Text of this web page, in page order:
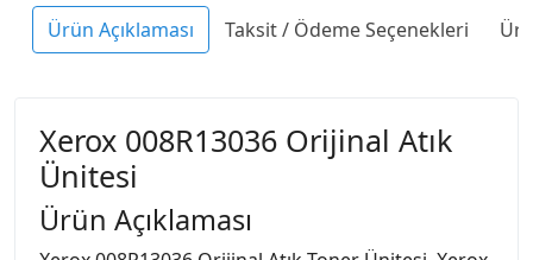
Ürün Açıklaması Taksit / Ödeme Seçenekleri
Xerox 008R13036 Orijinal Atık
Ünitesi
Ürün Açıklaması